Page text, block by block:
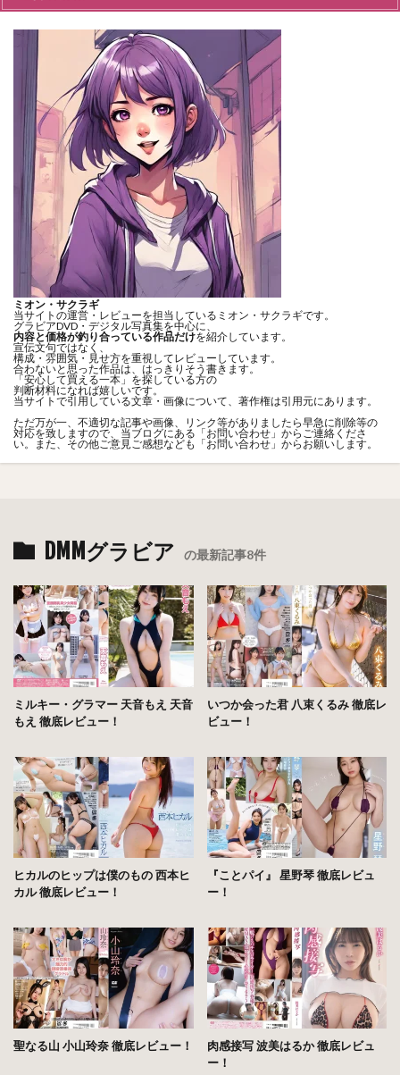
ミオン・サクラギ
当サイトの運営・レビューを担当しているミオン・サクラギです。
グラビアDVD・デジタル写真集を中心に、
内容と価格が釣り合っている作品だけを紹介しています。
宣伝文句ではなく、
構成・雰囲気・見せ方を重視してレビューしています。
合わないと思った作品は、はっきりそう書きます。
「安心して買える一本」を探している方の
判断材料になれば嬉しいです。
当サイトで引用している文章・画像について、著作権は引用元にあります。
ただ万が一、不適切な記事や画像、リンク等がありましたら早急に削除等の
対応を致しますので、当ブログにある「お問い合わせ 」からご連絡くださ
い。また、その他ご意見ご感想なども「お問い合わせ 」からお願いします。
DMMグラビア の最新記事8件
ミルキー・グラマー 天音もえ 天音
もえ 徹底レビュー！
いつか会った君 八束くるみ 徹底レ
ビュー！
ヒカルのヒップは僕のもの 西本ヒ
カル 徹底レビュー！
『ことパイ』 星野琴 徹底レビュ
ー！
聖なる山 小山玲奈 徹底レビュー！
肉感接写 波美はるか 徹底レビュ
ー！